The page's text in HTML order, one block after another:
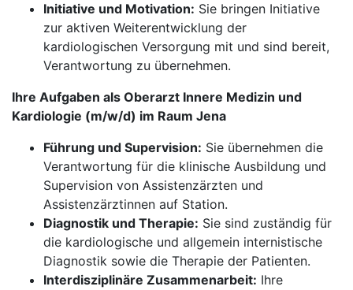
Initiative und Motivation: Sie bringen Initiative
zur aktiven Weiterentwicklung der
kardiologischen Versorgung mit und sind bereit,
Verantwortung zu übernehmen.
Ihre Aufgaben als Oberarzt Innere Medizin und
Kardiologie (m/w/d) im Raum Jena
Führung und Supervision: Sie übernehmen die
Verantwortung für die klinische Ausbildung und
Supervision von Assistenzärzten und
Assistenzärztinnen auf Station.
Diagnostik und Therapie: Sie sind zuständig für
die kardiologische und allgemein internistische
Diagnostik sowie die Therapie der Patienten.
Interdisziplinäre Zusammenarbeit: Ihre